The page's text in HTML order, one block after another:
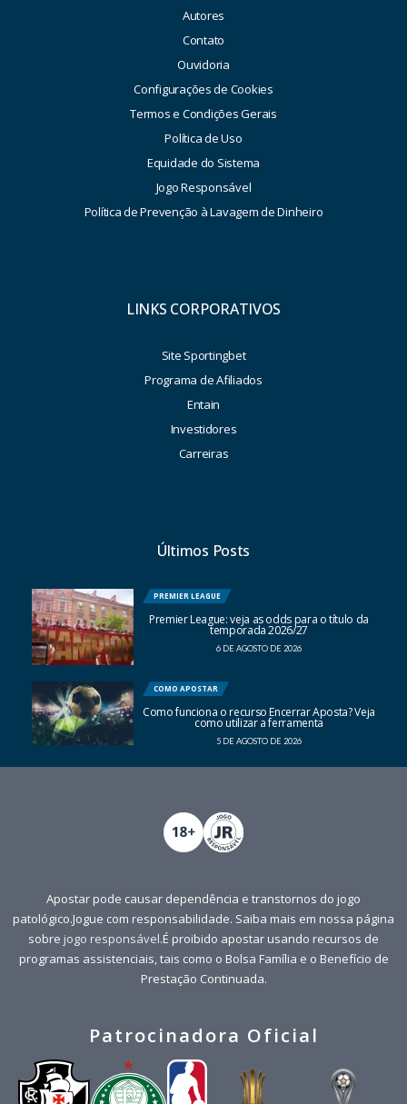
Autores
Contato
Ouvidoria
Configurações de Cookies
Termos e Condições Gerais
Política de Uso
Equidade do Sistema
Jogo Responsável
Política de Prevenção à Lavagem de Dinheiro
LINKS CORPORATIVOS
Site Sportingbet
Programa de Afiliados
Entain
Investidores
Carreiras
Últimos Posts
PREMIER LEAGUE
Premier League: veja as odds para o título da
temporada 2026/27
6 DE AGOSTO DE 2026
COMO APOSTAR
Como funciona o recurso Encerrar Aposta? Veja
como utilizar a ferramenta
5 DE AGOSTO DE 2026
Apostar pode causar dependência e transtornos do jogo
patológico.Jogue com responsabilidade. Saiba mais em nossa página
sobre jogo responsável.É proibido apostar usando recursos de
programas assistenciais, tais como o Bolsa Família e o Benefício de
Prestação Continuada.
Patrocinadora Oficial